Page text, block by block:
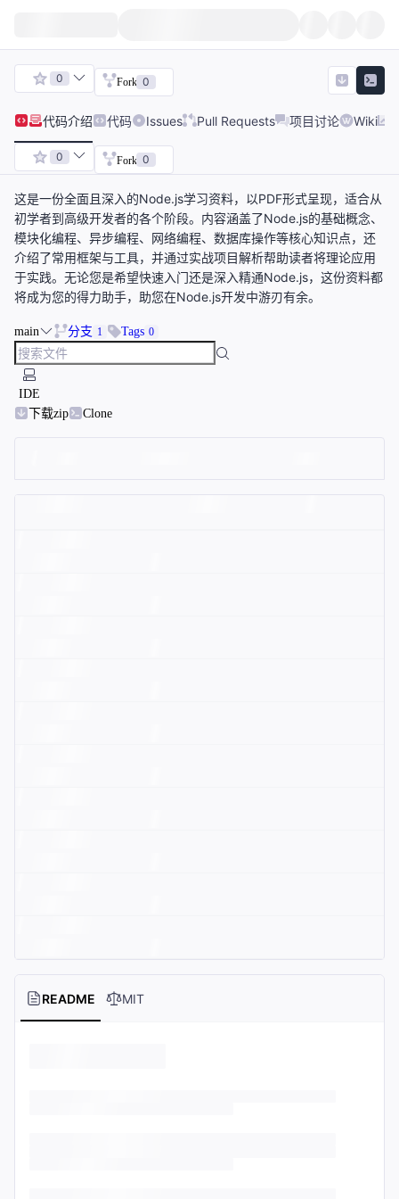
0 Fork 0
代码介绍 代码 Issues Pull Requests 项目讨论 Wiki
0 Fork 0
这是一份全面且深入的Node.js学习资料，以PDF形式呈现，适合从
初学者到高级开发者的各个阶段。内容涵盖了Node.js的基础概念、
模块化编程、异步编程、网络编程、数据库操作等核心知识点，还
介绍了常用框架与工具，并通过实战项目解析帮助读者将理论应用
于实践。无论您是希望快速入门还是深入精通Node.js，这份资料都
将成为您的得力助手，助您在Node.js开发中游刃有余。
main 分支 1 Tags 0
IDE
下载zip
Clone
README MIT